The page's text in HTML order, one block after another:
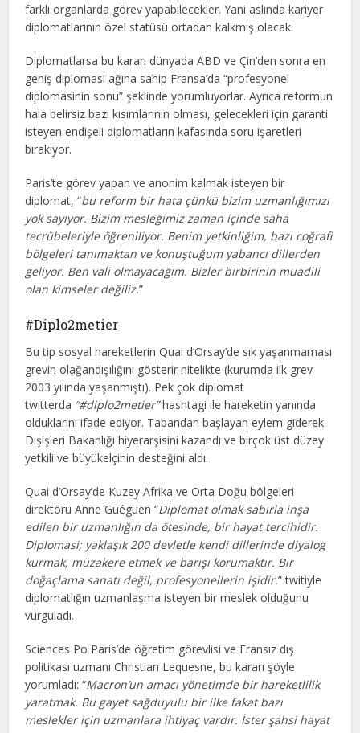
farklı organlarda görev yapabilecekler. Yani aslında kariyer
diplomatlarının özel statüsü ortadan kalkmış olacak.
Diplomatlarsa bu kararı dünyada ABD ve Çin’den sonra en
geniş diplomasi ağına sahip Fransa’da “profesyonel
diplomasinin sonu” şeklinde yorumluyorlar. Ayrıca reformun
hala belirsiz bazı kısımlarının olması, gelecekleri için garanti
isteyen endişeli diplomatların kafasında soru işaretleri
bırakıyor.
Paris’te görev yapan ve anonim kalmak isteyen bir
diplomat, “bu reform bir hata çünkü bizim uzmanlığımızı
yok sayıyor. Bizim mesleğimiz zaman içinde saha
tecrübeleriyle öğreniliyor. Benim yetkinliğim, bazı coğrafi
bölgeleri tanımaktan ve konuştuğum yabancı dillerden
geliyor. Ben vali olmayacağım. Bizler birbirinin muadili
olan kimseler değiliz.”
#Diplo2metier
Bu tip sosyal hareketlerin Quai d’Orsay’de sık yaşanmaması
grevin olağandışılığını gösterir nitelikte (kurumda ilk grev
2003 yılında yaşanmıştı). Pek çok diplomat
twitterda “#diplo2metier”hashtagi ile hareketin yanında
olduklarını ifade ediyor. Tabandan başlayan eylem giderek
Dışişleri Bakanlığı hiyerarşisini kazandı ve birçok üst düzey
yetkili ve büyükelçinin desteğini aldı.
Quai d’Orsay’de Kuzey Afrika ve Orta Doğu bölgeleri
direktörü Anne Guéguen “Diplomat olmak sabırla inşa
edilen bir uzmanlığın da ötesinde, bir hayat tercihidir.
Diplomasi; yaklaşık 200 devletle kendi dillerinde diyalog
kurmak, müzakere etmek ve barışı korumaktır. Bir
doğaçlama sanatı değil, profesyonellerin işidir.” twitiyle
diplomatlığın uzmanlaşma isteyen bir meslek olduğunu
vurguladı.
Sciences Po Paris’de öğretim görevlisi ve Fransız dış
politikası uzmanı Christian Lequesne, bu kararı şöyle
yorumladı: “Macron’un amacı yönetimde bir hareketlilik
yaratmak. Bu gayet sağduyulu bir ilke fakat bazı
meslekler için uzmanlara ihtiyaç vardır. İster şahsi hayat